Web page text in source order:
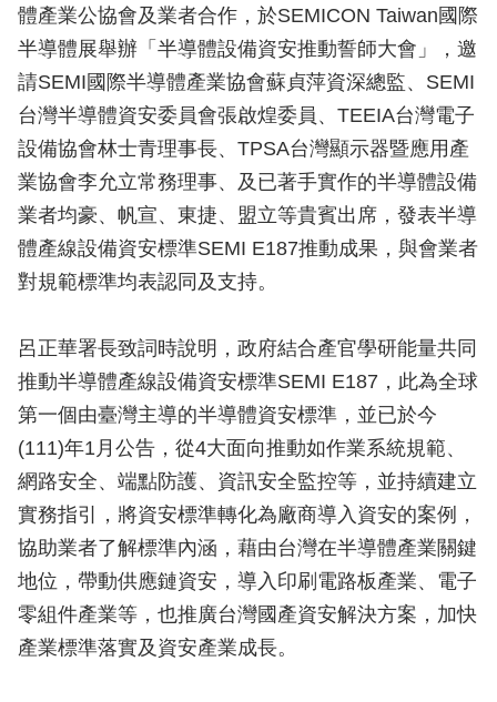
體產業公協會及業者合作，於SEMICON Taiwan國際
半導體展舉辦「半導體設備資安推動誓師大會」，邀
請SEMI國際半導體產業協會蘇貞萍資深總監、SEMI
台灣半導體資安委員會張啟煌委員、TEEIA台灣電子
設備協會林士青理事長、TPSA台灣顯示器暨應用產
業協會李允立常務理事、及已著手實作的半導體設備
業者均豪、帆宣、東捷、盟立等貴賓出席，發表半導
體產線設備資安標準SEMI E187推動成果，與會業者
對規範標準均表認同及支持。
呂正華署長致詞時說明，政府結合產官學研能量共同
推動半導體產線設備資安標準SEMI E187，此為全球
第一個由臺灣主導的半導體資安標準，並已於今
(111)年1月公告，從4大面向推動如作業系統規範、
網路安全、端點防護、資訊安全監控等，並持續建立
實務指引，將資安標準轉化為廠商導入資安的案例，
協助業者了解標準內涵，藉由台灣在半導體產業關鍵
地位，帶動供應鏈資安，導入印刷電路板產業、電子
零組件產業等，也推廣台灣國產資安解決方案，加快
產業標準落實及資安產業成長。